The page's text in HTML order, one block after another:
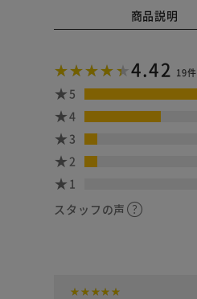
商品説明
4.42 19件
5
4
3
2
1
スタッフの声